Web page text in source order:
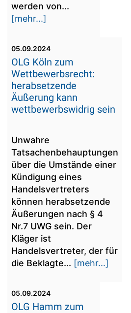
werden von...
[mehr...]
05.09.2024
OLG Köln zum
Wettbewerbsrecht:
herabsetzende
Äußerung kann
wettbewerbswidrig sein
Unwahre
Tatsachenbehauptungen
über die Umstände einer
Kündigung eines
Handelsvertreters
können herabsetzende
Äußerungen nach § 4
Nr.7 UWG sein. Der
Kläger ist
Handelsvertreter, der für
die Beklagte... [mehr...]
05.09.2024
OLG Hamm zum